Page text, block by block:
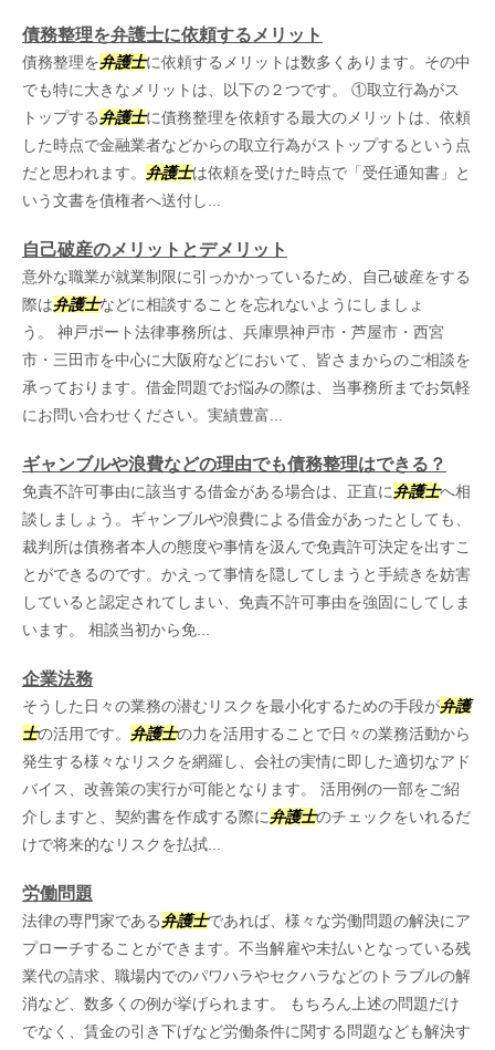
債務整理を弁護士に依頼するメリット
債務整理を弁護士に依頼するメリットは数多くあります。その中
でも特に大きなメリットは、以下の２つです。 ①取立行為がス
トップする弁護士に債務整理を依頼する最大のメリットは、依頼
した時点で金融業者などからの取立行為がストップするという点
だと思われます。 弁護士は依頼を受けた時点で「受任通知書」と
いう文書を債権者へ送付し...
自己破産のメリットとデメリット
意外な職業が就業制限に引っかかっているため、自己破産をする
際は弁護士などに相談することを忘れないようにしましょ
う。 神戸ポート法律事務所は、兵庫県神戸市・芦屋市・西宮
市・三田市を中心に大阪府などにおいて、皆さまからのご相談を
承っております。借金問題でお悩みの際は、当事務所までお気軽
にお問い合わせください。実績豊富...
ギャンブルや浪費などの理由でも債務整理はできる？
免責不許可事由に該当する借金がある場合は、正直に弁護士へ相
談しましょう。ギャンブルや浪費による借金があったとしても、
裁判所は債務者本人の態度や事情を汲んで免責許可決定を出すこ
とができるのです。かえって事情を隠してしまうと手続きを妨害
していると認定されてしまい、免責不許可事由を強固にしてしま
います。 相談当初から免...
企業法務
そうした日々の業務の潜むリスクを最小化するための手段が弁護
士の活用です。 弁護士の力を活用することで日々の業務活動から
発生する様々なリスクを網羅し、会社の実情に即した適切なアド
バイス、改善策の実行が可能となります。 活用例の一部をご紹
介しますと、契約書を作成する際に弁護士のチェックをいれるだ
けで将来的なリスクを払拭...
労働問題
法律の専門家である弁護士であれば、様々な労働問題の解決にア
プローチすることができます。不当解雇や未払いとなっている残
業代の請求、職場内でのパワハラやセクハラなどのトラブルの解
消など、数多くの例が挙げられます。 もちろん上述の問題だけ
でなく、賃金の引き下げなど労働条件に関する問題なども解決す